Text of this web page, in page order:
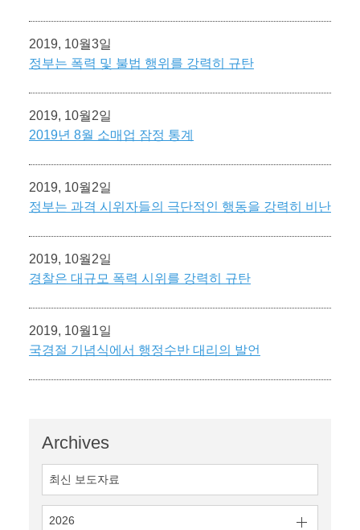
Archives
최신 보도자료
2026
2019, 10월3일
정부는 폭력 및 불법 행위를 강력히 규탄
2019, 10월2일
2019년 8월 소매업 잠정 통계
2019, 10월2일
정부는 과격 시위자들의 극단적인 행동을 강력히 비난
2019, 10월2일
경찰은 대규모 폭력 시위를 강력히 규탄
2019, 10월1일
국경절 기념식에서 행정수반 대리의 발언